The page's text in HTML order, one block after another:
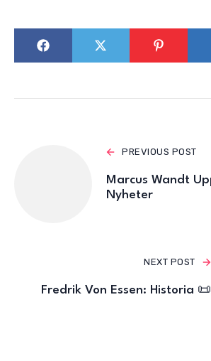
PREVIOUS POST
Marcus Wandt
Nyheter
NEXT POST
Fredrik Von Essen: Historia 📜